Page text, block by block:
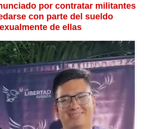
por contratar militantes
con parte del sueldo
de ellas